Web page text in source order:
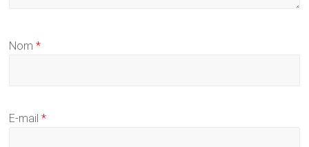
Nom*
E-mail*